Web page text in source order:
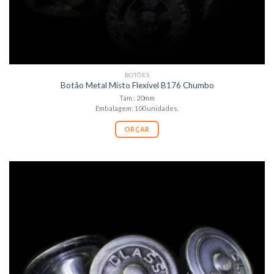
BOTÕES
Botão Metal Misto Flexível B176 Chumbo
Tam.: 20mm
Embalagem: 100 unidades.
ORÇAR